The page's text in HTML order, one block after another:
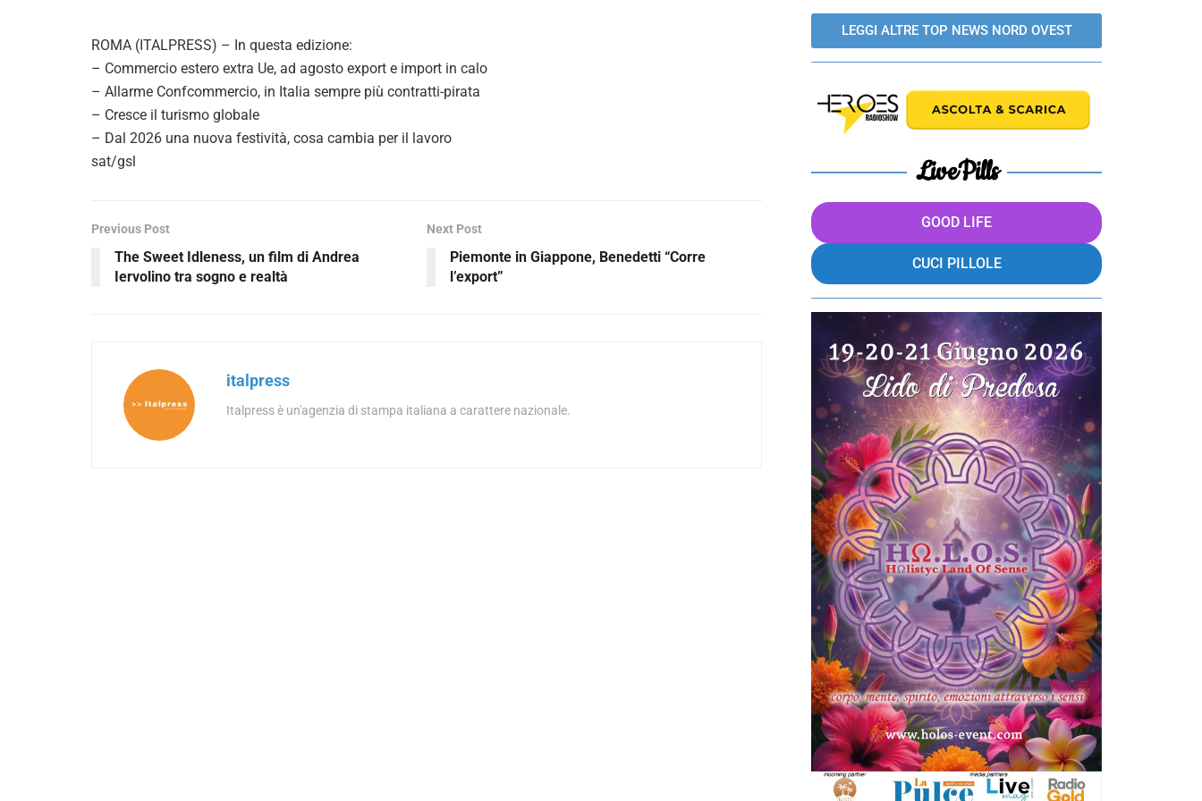
d
e
o
ROMA (ITALPRESS) – In questa edizione:
– Commercio estero extra Ue, ad agosto export e import in calo
– Allarme Confcommercio, in Italia sempre più contratti-pirata
– Cresce il turismo globale
– Dal 2026 una nuova festività, cosa cambia per il lavoro
sat/gsl
Previous Post
The Sweet Idleness, un film di Andrea
Iervolino tra sogno e realtà
Next Post
Piemonte in Giappone, Benedetti “Corre
l’export”
italpress
Italpress è un'agenzia di stampa italiana a carattere nazionale.
LEGGI ALTRE TOP NEWS NORD OVEST
LivePills
GOOD LIFE
CUCI PILLOLE